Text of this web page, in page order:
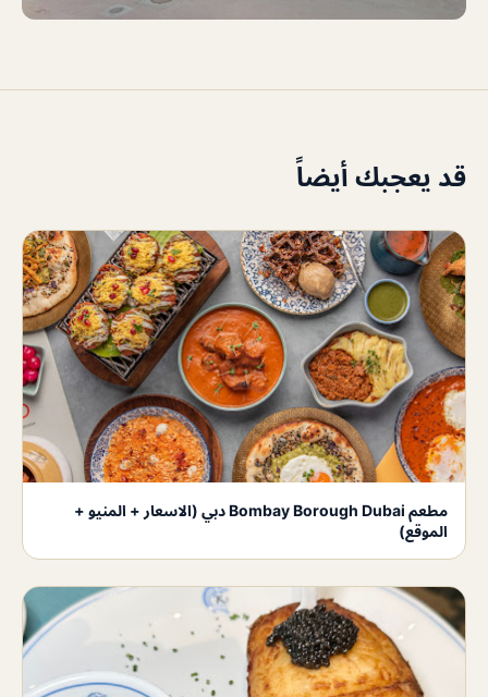
قد يعجبك أيضاً
مطعم Bombay Borough Dubai دبي (الاسعار + المنيو +
الموقع)